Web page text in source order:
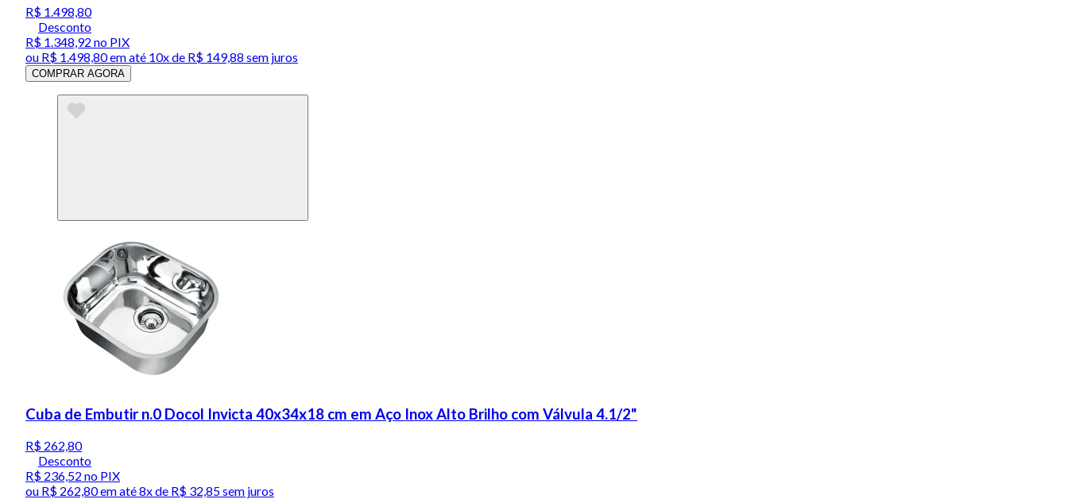
R$ 1.498,80
Desconto
R$ 1.348,92 no PIX
ou R$ 1.498,80em até 10x de R$ 149,88 sem juros
COMPRAR AGORA
Cuba de Embutir n.0 Docol Invicta 40x34x18 cm em Aço Inox Alto Brilho com Válvula 4.1/2"
R$ 262,80
Desconto
R$ 236,52 no PIX
ou R$ 262,80em até8x de R$ 32,85 sem juros